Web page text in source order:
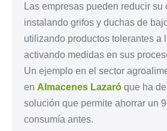
Las empresas pueden reducir su
instalando grifos y duchas de
utilizando productos tolerantes a
activando medidas en sus
Un ejemplo en el sector
en Almacenes Lazaró que ha
solución que permite ahorrar un
consumía antes.